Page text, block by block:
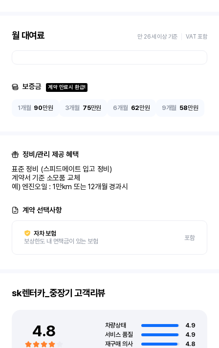
월 대여료 만 26세 이상 기준 VAT 포함
보증금 계약 만료시 환급!
1개월 90만원 3개월 75만원 6개월 62만원 9개월 58만원
정비/관리 제공 혜택
표준 정비 (스피드메이트 입고 정비)
계약서 기준 소모품 교체
예) 엔진오일 : 1만km 또는 12개월 경과시
계약 선택사항
자차 보험
보상한도 내 면책금이 있는 보험
포함
sk렌터카_중장기 고객리뷰
4.8 차량상태
4.9
서비스 품질
4.9
재구매 의사
4.8